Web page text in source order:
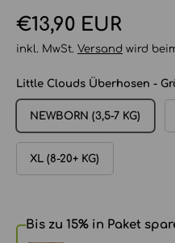
Normaler Preis
€13,90 EUR
inkl. MwSt. Versand wird
Little Clouds Überhosen -
NEWBORN (3,5-7 KG)
XL (8-20+ KG)
Bis zu 15% in Paket